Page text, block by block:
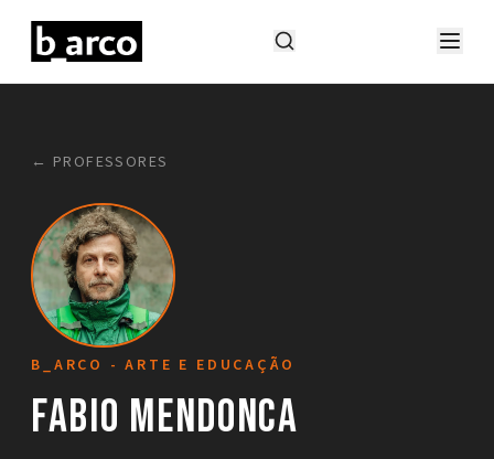
← PROFESSORES
B_ARCO - ARTE E EDUCAÇÃO
Fabio Mendonca